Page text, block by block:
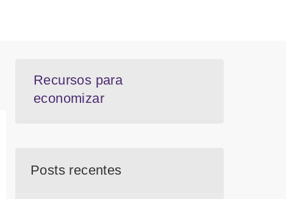
Recursos para
economizar
Posts recentes